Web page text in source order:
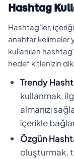
Hashtag
Hashtag’ler,
anahtar kelimeler
kullanılan
hedef kitlenizin
Trendy
kullanmak,
almanızı
içerikle
Özgün
oluşturmak,